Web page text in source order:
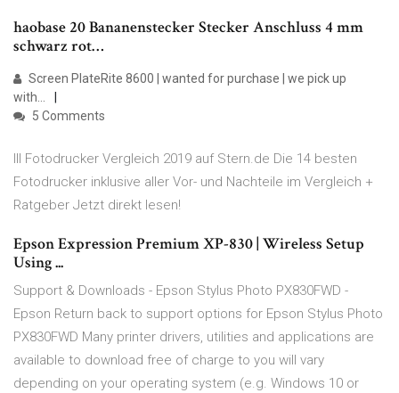
haobase 20 Bananenstecker Stecker Anschluss 4 mm
schwarz rot…
Screen PlateRite 8600 | wanted for purchase | we pick up
with…
5 Comments
lll Fotodrucker Vergleich 2019 auf Stern.de Die 14 besten
Fotodrucker inklusive aller Vor- und Nachteile im Vergleich +
Ratgeber Jetzt direkt lesen!
Epson Expression Premium XP-830 | Wireless Setup
Using ...
Support & Downloads - Epson Stylus Photo PX830FWD -
Epson Return back to support options for Epson Stylus Photo
PX830FWD Many printer drivers, utilities and applications are
available to download free of charge to you will vary
depending on your operating system (e.g. Windows 10 or